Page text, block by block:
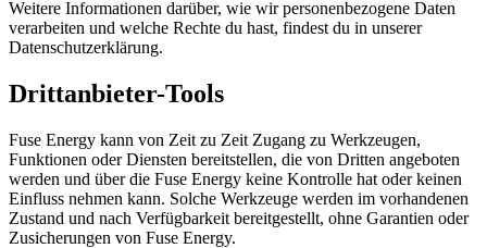
Weitere Informationen darüber, wie wir personenbezogene Daten
verarbeiten und welche Rechte du hast, findest du in unserer
Datenschutzerklärung.
Drittanbieter-Tools
Fuse Energy kann von Zeit zu Zeit Zugang zu Werkzeugen,
Funktionen oder Diensten bereitstellen, die von Dritten angeboten
werden und über die Fuse Energy keine Kontrolle hat oder keinen
Einfluss nehmen kann. Solche Werkzeuge werden im vorhandenen
Zustand und nach Verfügbarkeit bereitgestellt, ohne Garantien oder
Zusicherungen von Fuse Energy.